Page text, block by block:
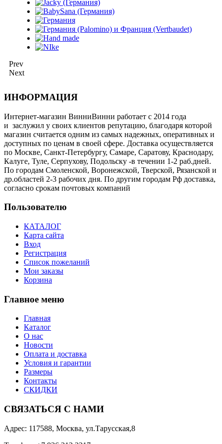
Prev
Next
ИНФОРМАЦИЯ
Интернет-магазин ВинниВинни работает с 2014 года
и заслужил у своих клиентов репутацию, благодаря которой
магазин считается одним из самых надежных, оперативных и
доступных по ценам в своей сфере. Доставка осуществляется
по Москве, Санкт-Петербургу, Самаре, Саратову, Краснодару,
Калуге, Туле, Серпухову, Подольску -в течении 1-2 раб.дней.
По городам Смоленской, Воронежской, Тверской, Рязанской и
др.областей 2-3 рабочих дня. По другим городам Рф доставка,
согласно срокам почтовых компаний
Пользователю
КАТАЛОГ
Карта сайта
Вход
Регистрация
Список пожеланий
Мои заказы
Корзина
Главное меню
Главная
Каталог
О нас
Новости
Оплата и доставка
Условия и гарантии
Размеры
Контакты
СКИДКИ
СВЯЗАТЬСЯ С НАМИ
Адрес: 117588, Москва, ул.Тарусская,8